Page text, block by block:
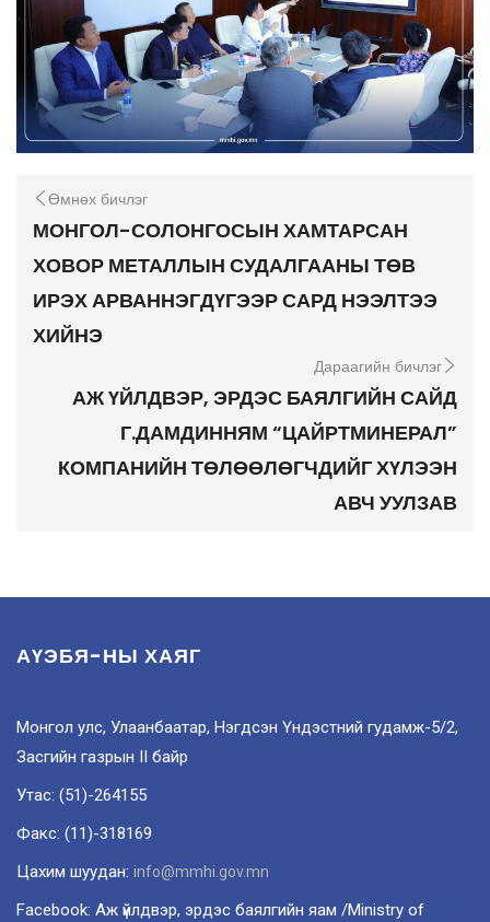
Өмнөх бичлэг
МОНГОЛ-СОЛОНГОСЫН ХАМТАРСАН
ХОВОР МЕТАЛЛЫН СУДАЛГААНЫ ТӨВ
ИРЭХ АРВАННЭГДҮГЭЭР САРД НЭЭЛТЭЭ
ХИЙНЭ
Дараагийн бичлэг
АЖ ҮЙЛДВЭР, ЭРДЭС БАЯЛГИЙН САЙД
Г.ДАМДИННЯМ “ЦАЙРТМИНЕРАЛ”
КОМПАНИЙН ТӨЛӨӨЛӨГЧДИЙГ ХҮЛЭЭН
АВЧ УУЛЗАВ
АҮЭБЯ-НЫ ХАЯГ
Монгол улс, Улаанбаатар, Нэгдсэн Үндэстний гудамж-5/2,
Засгийн газрын II байр
Утас: (51)-264155
Факс: (11)-318169
Цахим шуудан: info@mmhi.gov.mn
Facebook: Аж үйлдвэр, эрдэс баялгийн яам /Ministry of